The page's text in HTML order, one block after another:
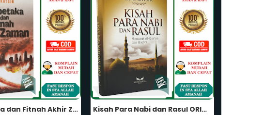
Kisah Para Nabi dan Rasul ORIGINAL Menurut Al-Quran dan Hadits Karya Ibnu Katsir Penerbit Khatulistiwa Di Balik Tabir Kematian ORIGINAL Sakaratul Maut Siksa Kubur Huru-Hara Kiamat Padang Mahsyar Surga dan Neraka Luasnya Rahmat Allah Karya Imam Al-Ghazalai Penerbit Khatulistiwa